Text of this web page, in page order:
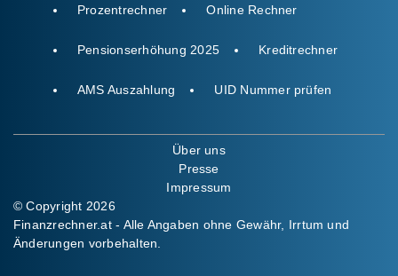
Prozentrechner Online Rechner
Pensionserhöhung 2025 Kreditrechner
AMS Auszahlung UID Nummer prüfen
Über uns
Presse
Impressum
© Copyright 2026
Finanzrechner.at - Alle Angaben ohne Gewähr, Irrtum und
Änderungen vorbehalten.